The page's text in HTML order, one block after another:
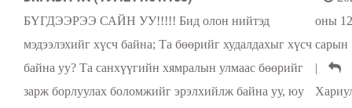
БҮГДЭЭРЭЭ САЙН УУ!!!!! Бид олон нийтэд
мэдээлэхийг хүсч байна; Та бөөрийг худалдахыг хүсч
байна уу? Та санхүүгийн хямралын улмаас бөөрийг
зарж борлуулах боломжийг эрэлхийлж байна уу, юу
оны 12
сарын
|